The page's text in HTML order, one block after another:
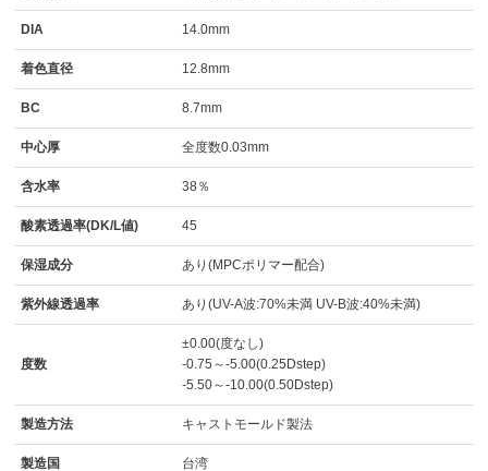
DIA 14.0mm
着色直径 12.8mm
BC 8.7mm
中心厚 全度数0.03mm
含水率 38％
酸素透過率(DK/L値) 45
保湿成分 あり(MPCポリマー配合)
紫外線透過率 あり(UV-A波:70%未満 UV-B波:40%未満)
度数
±0.00(度なし)
-0.75～-5.00(0.25Dstep)
-5.50～-10.00(0.50Dstep)
製造方法 キャストモールド製法
製造国 台湾